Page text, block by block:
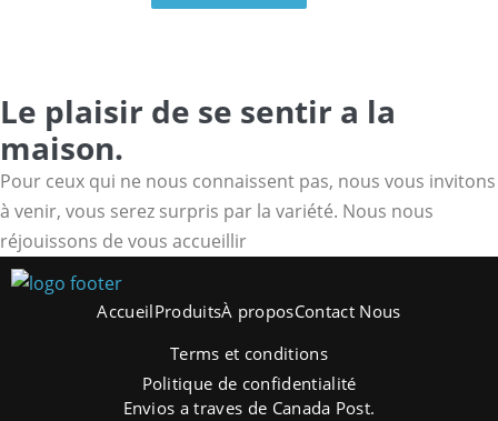
Le plaisir de se sentir a la
maison.
Pour ceux qui ne nous connaissent pas, nous vous invitons
à venir, vous serez surpris par la variété. Nous nous
réjouissons de vous accueillir
AccueilProduitsÀ proposContact Nous
Terms et conditions
Politique de confidentialité
Envios a traves de Canada Post.